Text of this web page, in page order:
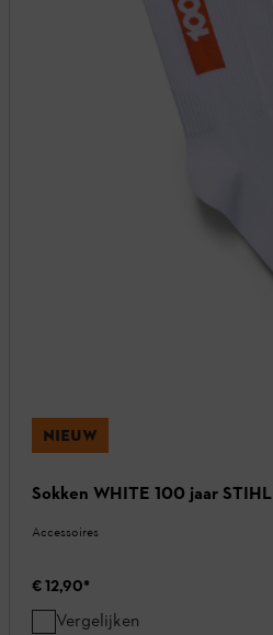
NIEUW
Sokken WHITE 100 jaar STIHL
Accessoires
€ 12,90*
Vergelijken